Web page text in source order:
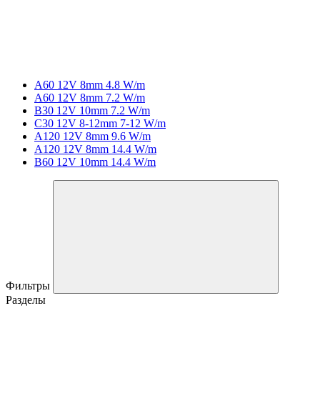
A60 12V 8mm 4.8 W/m
A60 12V 8mm 7.2 W/m
B30 12V 10mm 7.2 W/m
C30 12V 8-12mm 7-12 W/m
A120 12V 8mm 9.6 W/m
A120 12V 8mm 14.4 W/m
B60 12V 10mm 14.4 W/m
Фильтры
Разделы